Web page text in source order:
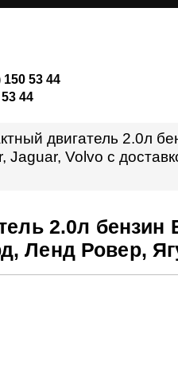
150 53 44
44
двигатель 2.0л
Jaguar, Volvo с
2.0л бензин
Ленд Ровер,